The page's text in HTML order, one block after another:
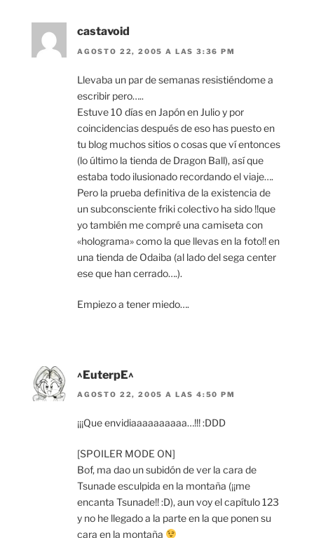
castavoid
AGOSTO 22, 2005 A LAS 3:36 PM
Llevaba un par de semanas resistiéndome a
escribir pero…..
Estuve 10 días en Japón en Julio y por
coincidencias después de eso has puesto en
tu blog muchos sitios o cosas que ví entonces
(lo último la tienda de Dragon Ball), así que
estaba todo ilusionado recordando el viaje….
Pero la prueba definitiva de la existencia de
un subconsciente friki colectivo ha sido !!que
yo también me compré una camiseta con
«holograma» como la que llevas en la foto!! en
una tienda de Odaiba (al lado del sega center
ese que han cerrado….).
Empiezo a tener miedo….
^EuterpE^
AGOSTO 22, 2005 A LAS 4:50 PM
¡¡¡Que envidiaaaaaaaaaa…!!! :DDD
[SPOILER MODE ON]
Bof, ma dao un subidón de ver la cara de
Tsunade esculpida en la montaña (¡¡me
encanta Tsunade!! :D), aun voy el capítulo 123
y no he llegado a la parte en la que ponen su
cara en la montaña